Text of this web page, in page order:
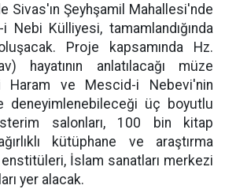
Sivas'ın Şeyhşamil Mahallesi'nde
Nebi Külliyesi, tamamlandığında
Proje kapsamında Hz.
hayatının anlatılacağı müze
Haram ve Mescid-i Nebevi'nin
deneyimlenebileceği üç boyutlu
salonları, 100 bin kitap
kütüphane ve araştırma
İslam sanatları merkezi
yer alacak.